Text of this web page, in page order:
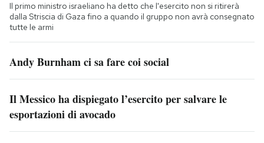
Il primo ministro israeliano ha detto che l'esercito non si ritirerà
dalla Striscia di Gaza fino a quando il gruppo non avrà consegnato
tutte le armi
Andy Burnham ci sa fare coi social
Il Messico ha dispiegato l’esercito per salvare le
esportazioni di avocado